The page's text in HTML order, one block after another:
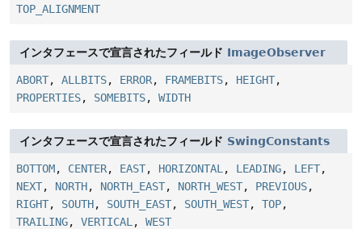
TOP_ALIGNMENT
インタフェースで宣言されたフィールド ImageObserver
ABORT, ALLBITS, ERROR, FRAMEBITS, HEIGHT,
PROPERTIES, SOMEBITS, WIDTH
インタフェースで宣言されたフィールド SwingConstants
BOTTOM, CENTER, EAST, HORIZONTAL , LEADING, LEFT,
NEXT, NORTH, NORTH_EAST, NORTH_WEST, PREVIOUS,
RIGHT, SOUTH, SOUTH_EAST, SOUTH_WEST, TOP,
TRAILING, VERTICAL , WEST